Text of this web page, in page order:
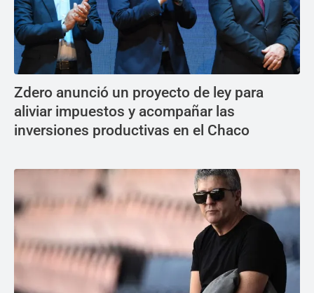
Zdero anunció un proyecto de ley para
aliviar impuestos y acompañar las
inversiones productivas en el Chaco